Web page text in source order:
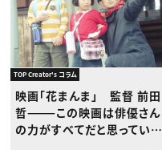
TOP Creator's コラム
映画「花まんま」 監督 前田
哲———この映画は俳優さん
の力がすべてだと思っていま